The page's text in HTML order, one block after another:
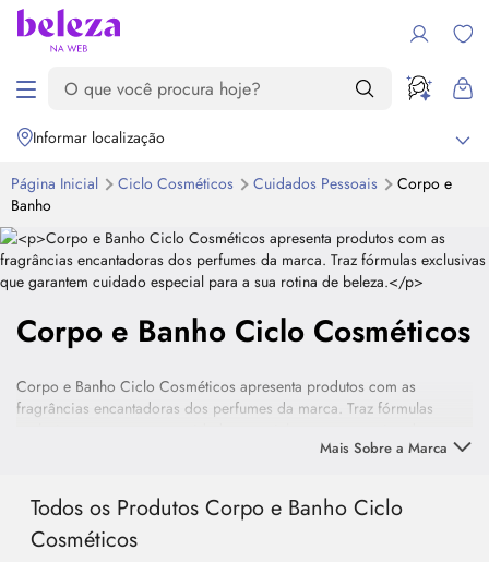
Informar localização
Página Inicial Ciclo Cosméticos Cuidados Pessoais
Corpo e
Banho
Corpo e Banho Ciclo Cosméticos
Corpo e Banho Ciclo Cosméticos apresenta produtos com as
fragrâncias encantadoras dos perfumes da marca. Traz fórmulas
Mais Sobre a Marca
Todos os Produtos Corpo e Banho Ciclo
Cosméticos